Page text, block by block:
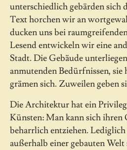
unterschiedlich gebärden sich
Text horchen wir an
ducken uns bei
Lesend entwickeln wir eine
Stadt. Die Gebäude
anmutenden Bedürfnissen,
grämen sich. Zuweilen geben
Die Architektur hat ein
Künsten: Man kann sich ihren
beharrlich entziehen.
außerhalb einer gebauten Welt